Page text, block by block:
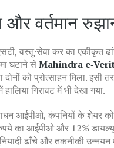
और वर्तमान
, वस्तु·सेवा कर का एकीकृत
घटाने सेMahindra
दोनों को प्रोत्साहन मिला. इसी
गिरावट में भी देखा गया.
आईपीओ, कंपनियों के शेयर
आईपीओ और 12% डायल्यूशन
ढाँचे और तकनीकी